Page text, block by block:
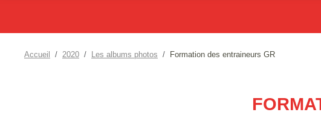
Accueil 2020 Les albums photos Formation des entraineurs GR